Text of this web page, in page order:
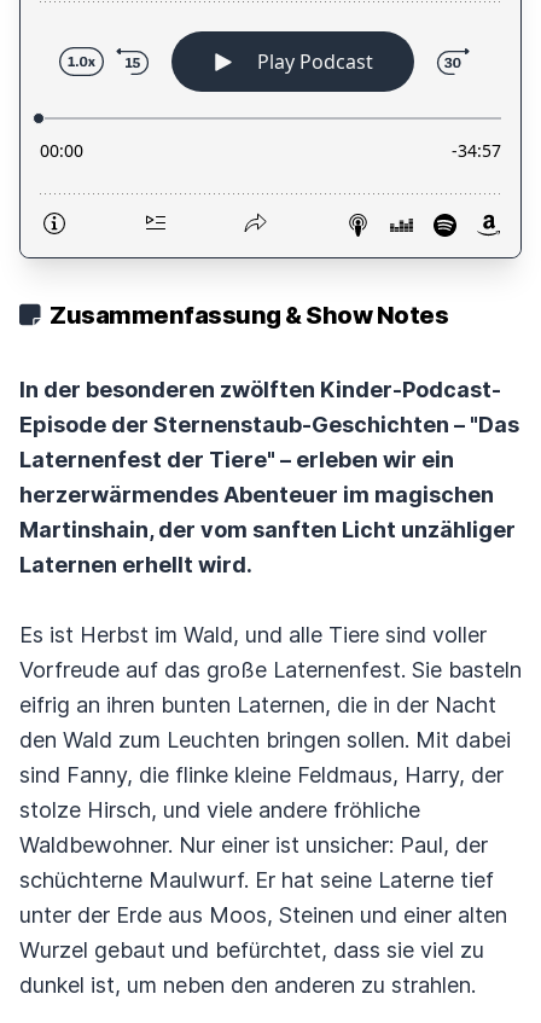
Zusammenfassung & Show Notes
In der besonderen zwölften Kinder-Podcast-
Episode der Sternenstaub-Geschichten – "Das
Laternenfest der Tiere" – erleben wir ein
herzerwärmendes Abenteuer im magischen
Martinshain, der vom sanften Licht unzähliger
Laternen erhellt wird.
Es ist Herbst im Wald, und alle Tiere sind voller
Vorfreude auf das große Laternenfest. Sie basteln
eifrig an ihren bunten Laternen, die in der Nacht
den Wald zum Leuchten bringen sollen. Mit dabei
sind Fanny, die flinke kleine Feldmaus, Harry, der
stolze Hirsch, und viele andere fröhliche
Waldbewohner. Nur einer ist unsicher: Paul, der
schüchterne Maulwurf. Er hat seine Laterne tief
unter der Erde aus Moos, Steinen und einer alten
Wurzel gebaut und befürchtet, dass sie viel zu
dunkel ist, um neben den anderen zu strahlen.